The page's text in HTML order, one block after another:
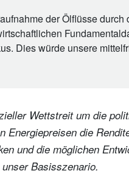
der Ölflüsse
Dies würde unsere
Wettstreit um die
Energiepreisen die
und die möglichen
Basisszenario.